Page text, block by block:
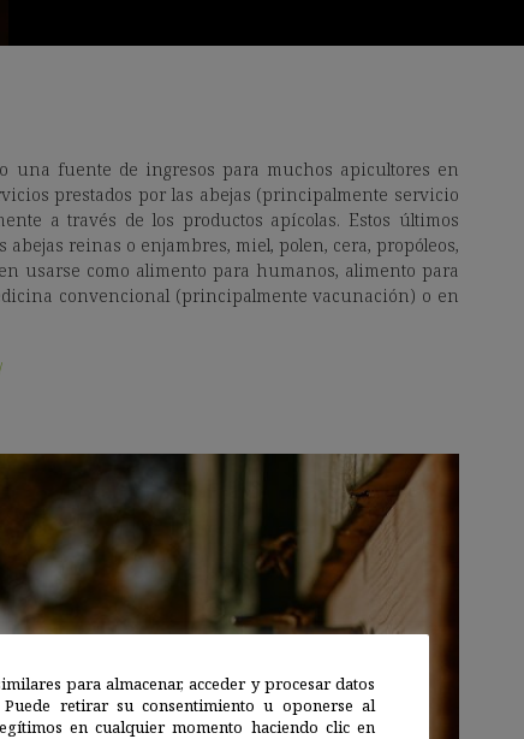
una fuente de ingresos para muchos apicultores en
prestados por las abejas (principalmente servicio
a través de los productos apícolas. Estos últimos
reinas o enjambres, miel, polen, cera, propóleos,
usarse como alimento para humanos, alimento para
convencional (principalmente vacunación) o en
para almacenar, acceder y procesar datos
retirar su consentimiento u oponerse al
en cualquier momento haciendo clic en